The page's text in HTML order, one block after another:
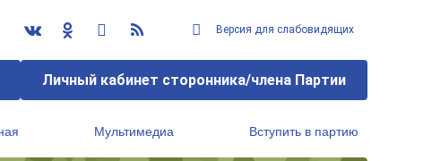
Версия для слабовидящих
Личный кабинет сторонника/члена Партии
Мультимедиа Вступить в партию